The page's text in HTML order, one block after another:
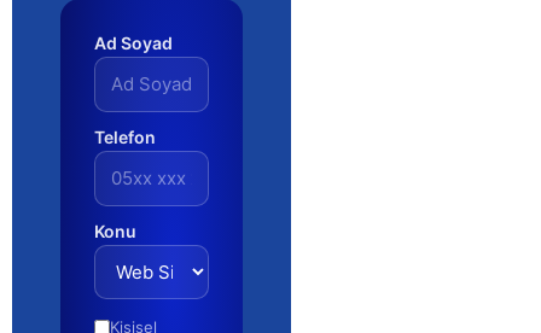
Ad Soyad
Telefon
Konu
Kişisel